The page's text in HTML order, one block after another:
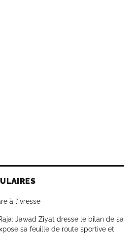
à l’ivresse
Jawad Ziyat dresse le bilan de sa
sa feuille de route sportive et